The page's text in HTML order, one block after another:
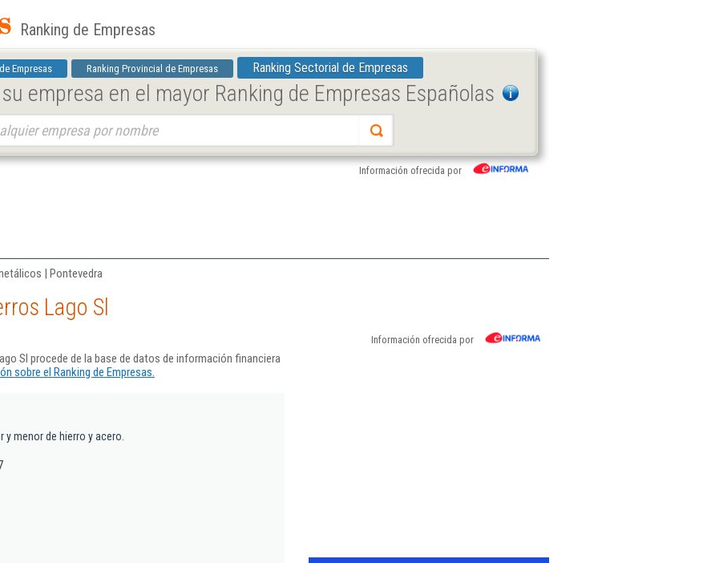
Ranking de Empresas
Empresas Ranking Provincial de Empresas Ranking Sectorial de Empresas
empresa en el mayor Ranking de Empresas Españolas
Información ofrecida por
| Pontevedra
Lago Sl
Información ofrecida por
Sl procede de la base de datos de información financiera
sobre el Ranking de Empresas.
menor de hierro y acero.